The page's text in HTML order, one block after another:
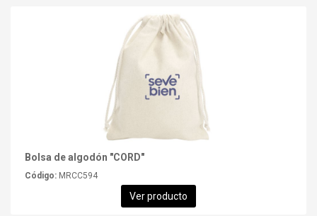
Bolsa de algodón "CORD"
Código: MRCC594
Ver producto